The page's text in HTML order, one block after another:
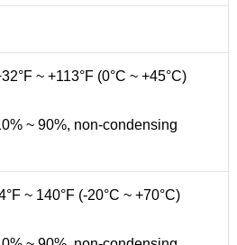
~ +113°F (0°C ~ +45°C)
~ 90%, non-condensing
~ 140°F (-20°C ~ +70°C)